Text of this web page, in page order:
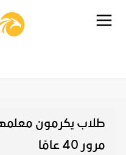
طلاب يكرمون
مرور 40 عامًا